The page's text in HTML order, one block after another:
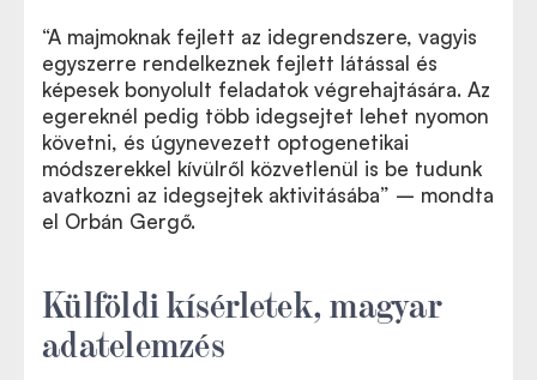
“A majmoknak fejlett az idegrendszere, vagyis
egyszerre rendelkeznek fejlett látással és
képesek bonyolult feladatok végrehajtására. Az
egereknél pedig több idegsejtet lehet nyomon
követni, és úgynevezett optogenetikai
módszerekkel kívülről közvetlenül is be tudunk
avatkozni az idegsejtek aktivitásába” – mondta
el Orbán Gergő.
Külföldi kísérletek, magyar
adatelemzés